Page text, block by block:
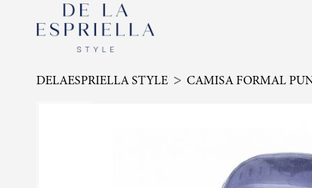
DELAESPRIELLA STYLE CAMISA FORMAL